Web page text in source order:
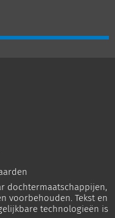
dochtermaatschappijen,
voorbehouden. Tekst en
technologieën is